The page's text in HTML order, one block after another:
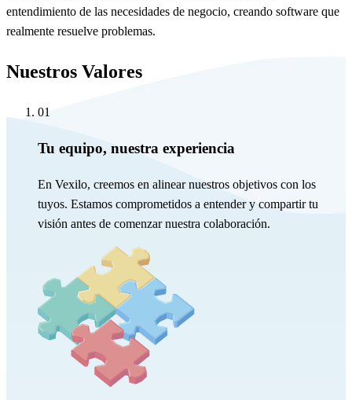
entendimiento de las necesidades de negocio, creando software que
realmente resuelve problemas.
Nuestros Valores
01
Tu equipo, nuestra experiencia
En Vexilo, creemos en alinear nuestros objetivos con los
tuyos. Estamos comprometidos a entender y compartir tu
visión antes de comenzar nuestra colaboración.